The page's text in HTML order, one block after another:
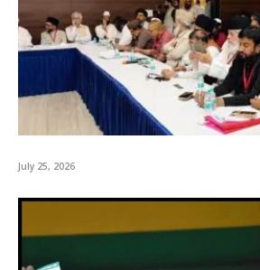
July 25, 2026